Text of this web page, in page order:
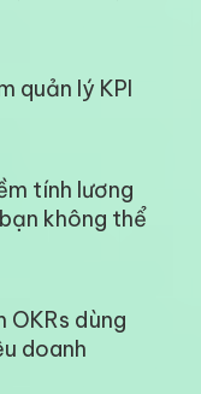
quản lý KPI
tính lương
không thể
OKRs dùng
doanh